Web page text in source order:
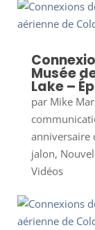
Musée
Lake –
par Mike
anniversaire
jalon,
Vidéos